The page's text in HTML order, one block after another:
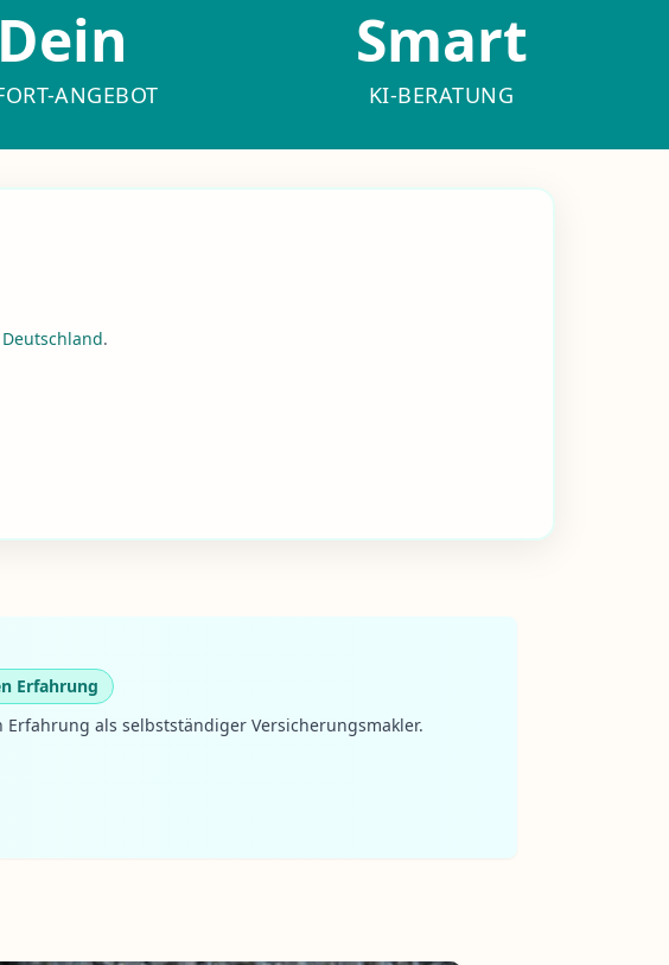
Dein
ANGEBOT
Smart
KI-BERATUNG
.
Erfahrung
Erfahrung als selbstständiger Versicherungsmakler.